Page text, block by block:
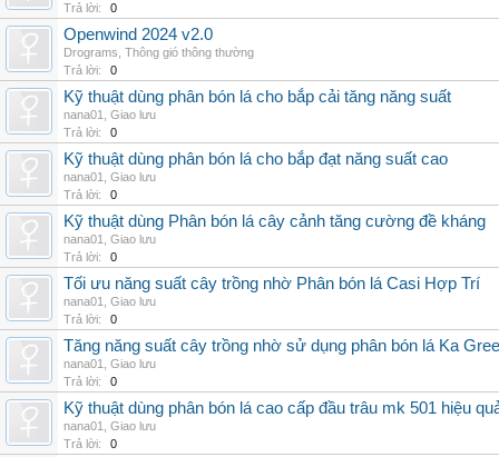
Trả lời:
0
Openwind 2024 v2.0
Drograms Thông gió thông thường
Trả lời:
0
Kỹ thuật dùng phân bón lá cho bắp cải tăng năng suất
nana01
Giao lưu
Trả lời:
0
Kỹ thuật dùng phân bón lá cho bắp đạt năng suất cao
nana01
Giao lưu
Trả lời:
0
Kỹ thuật dùng Phân bón lá cây cảnh tăng cường đề kháng
nana01
Giao lưu
Trả lời:
0
Tối ưu năng suất cây trồng nhờ Phân bón lá Casi Hợp Trí
nana01
Giao lưu
Trả lời:
0
Tăng năng suất cây trồng nhờ sử dụng phân bón lá Ka
nana01
Giao lưu
Trả lời:
0
Kỹ thuật dùng phân bón lá cao cấp đầu trâu mk 501 hiệu
nana01
Giao lưu
Trả lời:
0